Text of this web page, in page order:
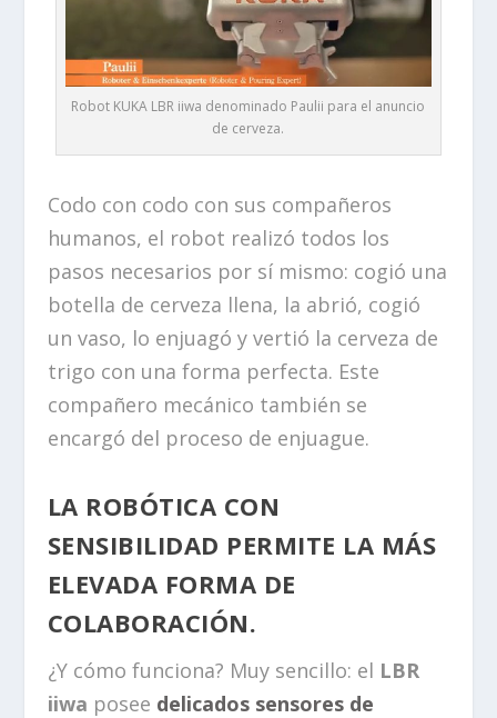
Robot KUKA LBR iiwa denominado Paulii para el anuncio
de cerveza.
Codo con codo con sus compañeros
humanos, el robot realizó todos los
pasos necesarios por sí mismo: cogió una
botella de cerveza llena, la abrió, cogió
un vaso, lo enjuagó y vertió la cerveza de
trigo con una forma perfecta. Este
compañero mecánico también se
encargó del proceso de enjuague.
LA ROBÓTICA CON
SENSIBILIDAD PERMITE LA MÁS
ELEVADA FORMA DE
COLABORACIÓN.
¿Y cómo funciona? Muy sencillo: el LBR
iiwa posee delicados sensores de